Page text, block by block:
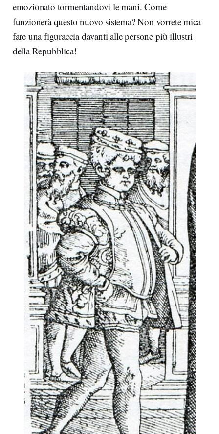
emozionato tormentandovi le mani. Come
funzionerà questo nuovo sistema? Non vorrete mica
fare una figuraccia davanti alle persone più illustri
della Repubblica!